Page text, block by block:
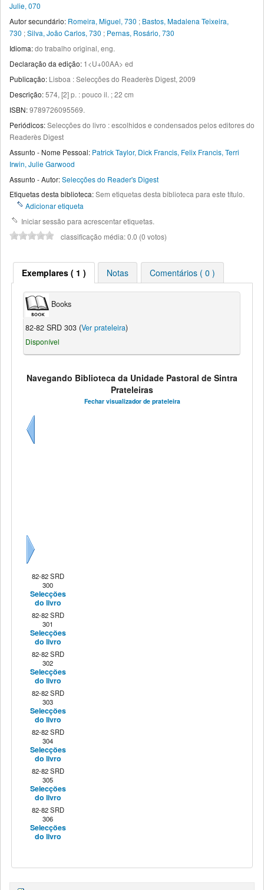
Julie, 070
Autor secundário: Romeira, Miguel, 730 ; Bastos, Madalena Teixeira,
730 ;Silva, João Carlos, 730 ; Pernas, Rosário, 730
Idioma:do trabalho original, eng.
Declaração da edição: 1<U+00AA> ed
Publicação: Lisboa : Selecções do Readerès Digest, 2009
Descrição:574, [2] p. : pouco il. ; 22 cm
ISBN:9789726095569.
Periódicos:Selecções do livro : escolhidos e condensados pelos editores do
Readerès Digest
Assunto - Nome Pessoal: Patrick Taylor, Dick Francis, Felix Francis, Terri
Irwin, Julie Garwood
Assunto - Autor:Selecções do Reader's Digest
Etiquetas desta biblioteca:Sem etiquetas desta biblioteca para este título.
Adicionar etiqueta
Iniciar sessão para acrescentar etiquetas.
classificação média: 0.0 (0 votos)
Exemplares ( 1 ) Notas Comentários ( 0 )
Books
82-82 SRD 303 (Ver prateleira)
Disponível
Navegando Biblioteca da Unidade Pastoral de Sintra
Prateleiras
Fechar visualizador de prateleira
82-82 SRD
300
Selecções
do livro
82-82 SRD
301
Selecções
do livro
82-82 SRD
302
Selecções
do livro
82-82 SRD
303
Selecções
do livro
82-82 SRD
304
Selecções
do livro
82-82 SRD
305
Selecções
do livro
82-82 SRD
306
Selecções
do livro